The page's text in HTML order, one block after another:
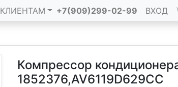
КЛИЕНТАМ +7(909)299-02-99 ВХОД
Компрессор
1852376,AV6119D629CC